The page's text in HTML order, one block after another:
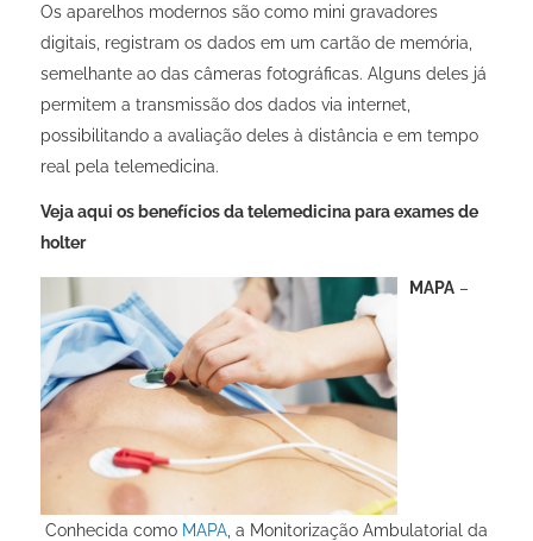
Os aparelhos modernos são como mini gravadores
digitais, registram os dados em um cartão de memória,
semelhante ao das câmeras fotográficas. Alguns deles já
permitem a transmissão dos dados via internet,
possibilitando a avaliação deles à distância e em tempo
real pela telemedicina.
Veja aqui os benefícios da telemedicina para exames de
holter
MAPA–
Conhecida como MAPA, a Monitorização Ambulatorial da